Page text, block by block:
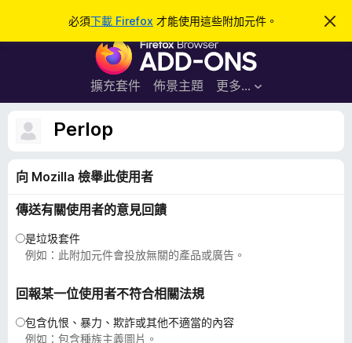
必須下載 Firefox 才能使用這些附加元件。
忽
此
F
r
e
加
件
擴充套件 佈景主題 更多…
登入
Perlop
向 Mozilla 檢舉此使用者
傳送有關使用者的意見回饋
是垃圾套件
例如：此附加元件會投放無關的產品或廣告。
回報某一位使用者不符合相關法規
包含仇恨、暴力、欺詐或其他不適當的內容
例如：包含種族主義圖片。